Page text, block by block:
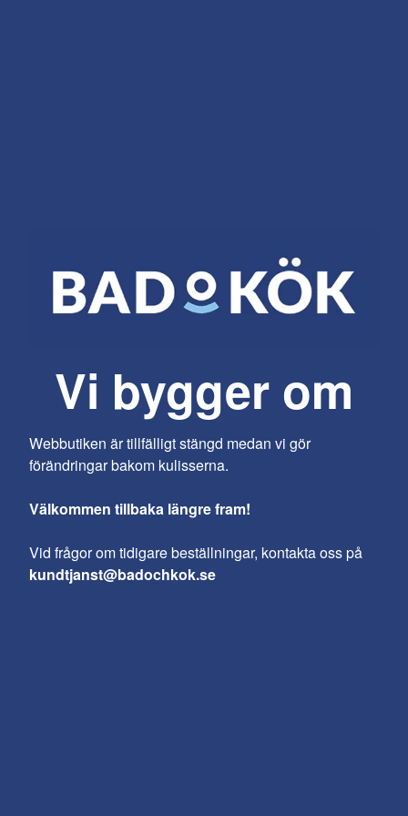
Vi bygger om
Webbutiken är tillfälligt stängd medan vi gör
förändringar bakom kulisserna.
Välkommen tillbaka längre fram!
Vid frågor om tidigare beställningar, kontakta oss på
kundtjanst@badochkok.se